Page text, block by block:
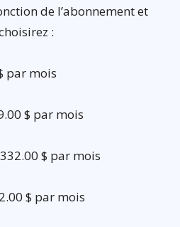
de l’abonnement et
:
par mois
$ par mois
$ par mois
$ par mois